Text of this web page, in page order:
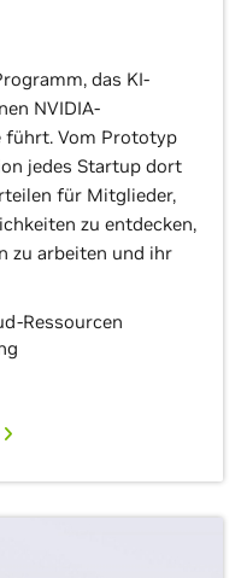
das KI-
NVIDIA-
führt. Vom Prototyp
jedes Startup dort
für Mitglieder,
zu entdecken,
zu arbeiten und ihr
Ressourcen